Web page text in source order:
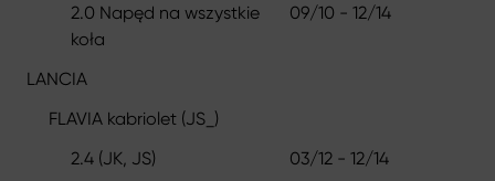
2.0 Napęd na wszystkie
koła
09/10 - 12/14
LANCIA
FLAVIA kabriolet (JS_)
2.4 (JK, JS)
03/12 - 12/14